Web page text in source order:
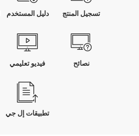
تسجيل المنتج دليل المستخدم
نصائح فيديو تعليمي
تطبيقات إل جي